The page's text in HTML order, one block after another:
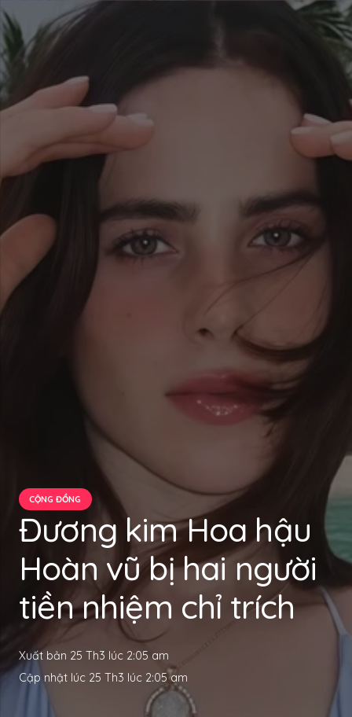
CỘNG ĐỒNG
Đương kim Hoa hậu
Hoàn vũ bị hai người
tiền nhiệm chỉ trích
Xuất bản 25 Th3 lúc 2:05 am
Cập nhật lúc 25 Th3 lúc 2:05 am